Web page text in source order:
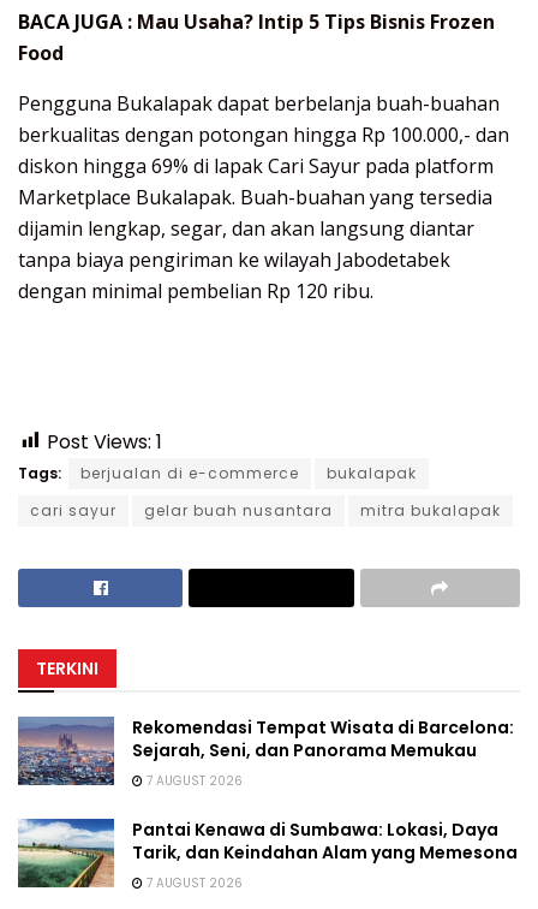
BACA JUGA : Mau Usaha? Intip 5 Tips Bisnis Frozen
Food
Pengguna Bukalapak dapat berbelanja buah-buahan
berkualitas dengan potongan hingga Rp 100.000,- dan
diskon hingga 69% di lapak Cari Sayur pada platform
Marketplace Bukalapak. Buah-buahan yang tersedia
dijamin lengkap, segar, dan akan langsung diantar
tanpa biaya pengiriman ke wilayah Jabodetabek
dengan minimal pembelian Rp 120 ribu.
Post Views: 1
Tags: berjualan di e-commerce
bukalapak
cari sayur
gelar buah nusantara mitra bukalapak
TERKINI
Rekomendasi Tempat Wisata di Barcelona:
Sejarah, Seni, dan Panorama Memukau
7 AUGUST 2026
Pantai Kenawa di Sumbawa: Lokasi, Daya
Tarik, dan Keindahan Alam yang Memesona
7 AUGUST 2026